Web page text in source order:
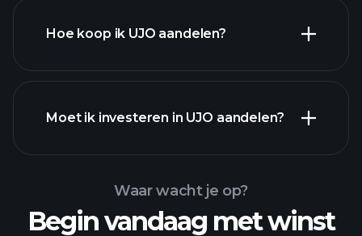
rapporten
Hoe koop ik UJO aandelen?
Moet ik investeren in UJO aandelen?
Waar wacht je op?
Begin vandaag met winst